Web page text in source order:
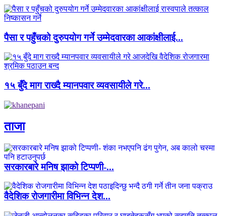
पैसा र पहुँचको दुरुपयोग गर्ने उम्मेदवारका आकांक्षीलाई...
१५ बुँदे माग राख्दै म्यानपवार व्यवसायीले गरे...
ताजा
सरकारबारे मनिष झाको टिप्पणी-...
वैदेशिक रोजगारीमा विभिन्न देश...